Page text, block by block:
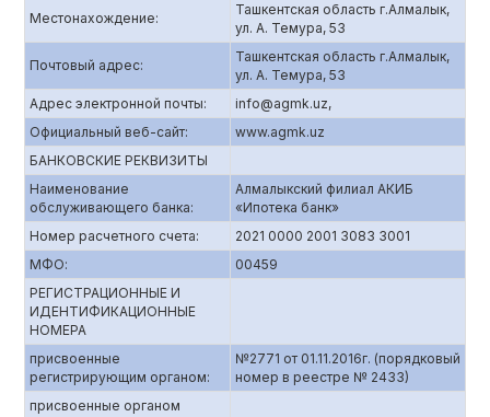
Местонахождение:
Ташкентская область г.Алмалык,
ул. А. Темура, 53
Почтовый адрес:
Ташкентская область г.Алмалык,
ул. А. Темура, 53
Адрес электронной почты:
info@agmk.uz,
Официальный веб-сайт:
www.agmk.uz
БАНКОВСКИЕ РЕКВИЗИТЫ
Наименование
обслуживающего банка:
Алмалыкский филиал АКИБ
«Ипотека банк»
Номер расчетного счета:
2021 0000 2001 3083 3001
МФО:
00459
РЕГИСТРАЦИОННЫЕ И
ИДЕНТИФИКАЦИОННЫЕ
НОМЕРА
присвоенные
регистрирующим органом:
№2771 от 01.11.2016г. (порядковый
номер в реестре № 2433)
присвоенные органом